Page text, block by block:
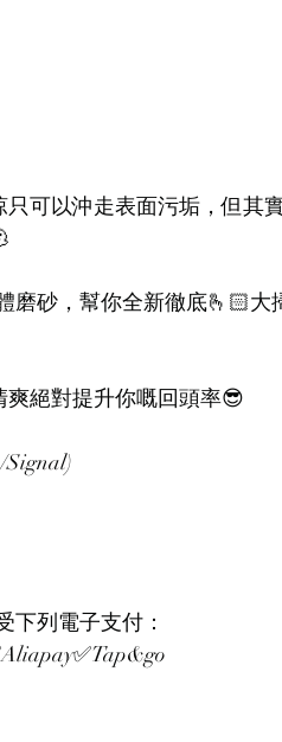
可以沖走表面污垢，但其
砂，幫你全新徹底🫰🏻大
絕對提升你嘅回頭率😎
Signal)
列電子支付：